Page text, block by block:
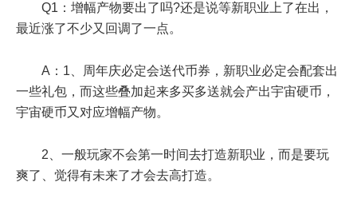
Q1：增幅产物要出了吗?还是说等新职业上了在出，
最近涨了不少又回调了一点。
A：1、周年庆必定会送代币券，新职业必定会配套出
一些礼包，而这些叠加起来多买多送就会产出宇宙硬币，
宇宙硬币又对应增幅产物。
2、一般玩家不会第一时间去打造新职业，而是要玩
爽了、觉得有未来了才会去高打造。